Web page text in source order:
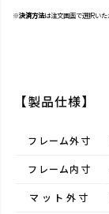
※決済方法は注文画面で選択いた
【製品仕様】
フレーム外寸
フレーム内寸
マット外寸